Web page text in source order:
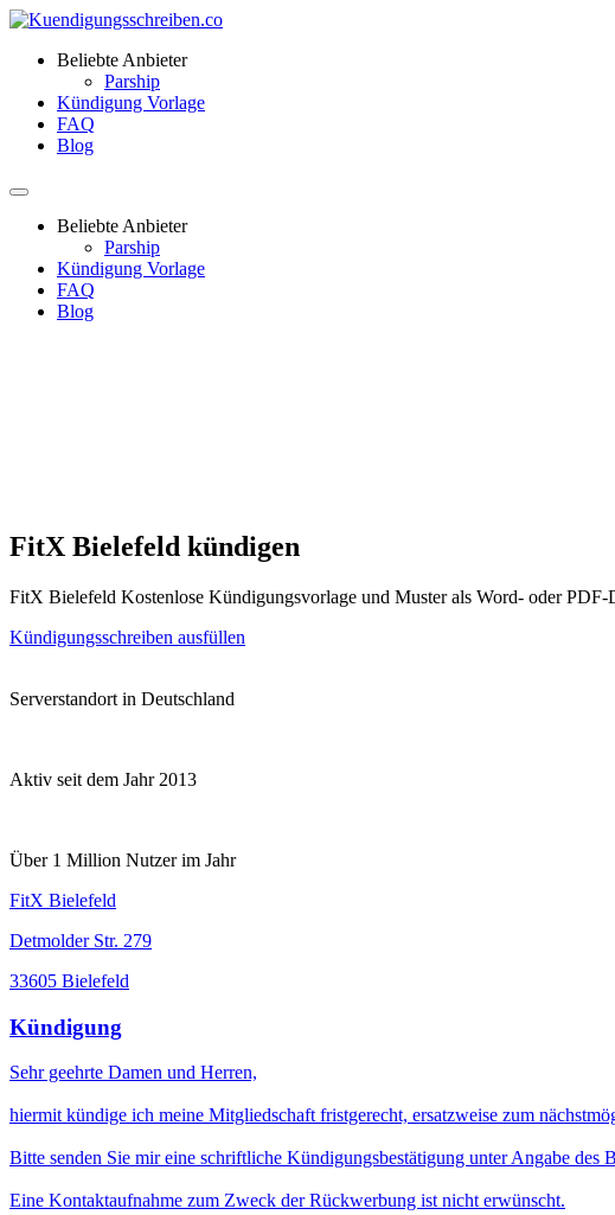
Beliebte Anbieter
Parship
Kündigung Vorlage
FAQ
Blog
Beliebte Anbieter
Parship
Kündigung Vorlage
FAQ
Blog
FitX Bielefeld kündigen
FitX Bielefeld Kostenlose Kündigungsvorlage und Muster als Word- oder PDF-
Kündigungsschreiben ausfüllen
Serverstandort in Deutschland
Aktiv seit dem Jahr 2013
Über 1 Million Nutzer im Jahr
FitX Bielefeld
Detmolder Str. 279
33605 Bielefeld
Kündigung
Sehr geehrte Damen und Herren,
hiermit kündige ich meine Mitgliedschaft fristgerecht, ersatzweise zum
Bitte senden Sie mir eine schriftliche Kündigungsbestätigung unter Angabe des
Eine Kontaktaufnahme zum Zweck der Rückwerbung ist nicht erwünscht.